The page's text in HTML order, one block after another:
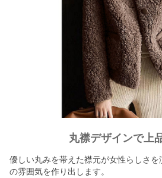
丸襟デザインで上
優しい丸みを帯えた襟元が女性らしさを
の雰囲気を作り出します。